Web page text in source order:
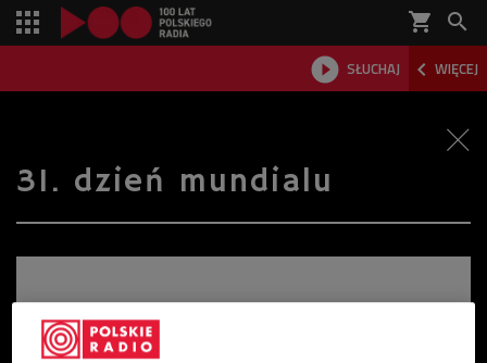
shopping_cart 
 SŁUCHAJ  WIĘCEJ

31. dzień mundialu